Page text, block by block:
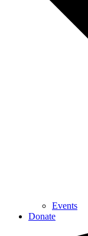
Events
Donate